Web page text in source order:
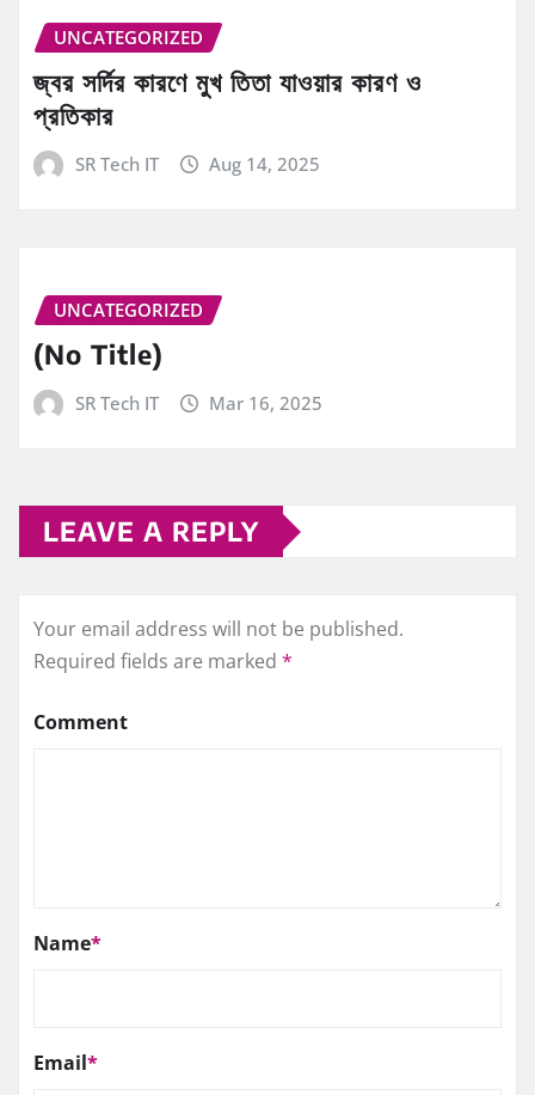
UNCATEGORIZED
জ্বর সর্দির কারণে মুখ তিতা যাওয়ার কারণ ও
প্রতিকার
SR Tech IT Aug 14, 2025
UNCATEGORIZED
(No Title)
SR Tech IT Mar 16, 2025
LEAVE A REPLY
Your email address will not be published.
Required fields are marked *
Comment
Name*
Email*